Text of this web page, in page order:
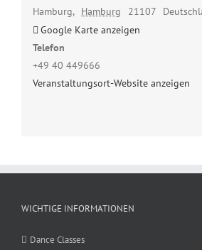
Hamburg, Hamburg 21107
Google Karte anzeigen
Telefon
+49 40 449666
Veranstaltungsort-Website anzeigen
WICHTIGE INFORMATIONEN
Dance Classes